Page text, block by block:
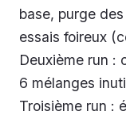
base, purge
essais foireux
Deuxième run :
6 mélanges
Troisième run :